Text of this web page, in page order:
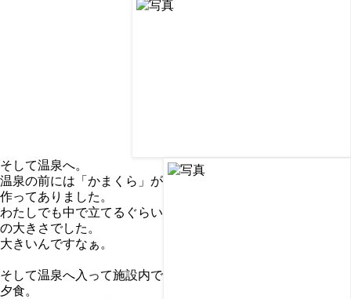
そして温泉へ。
温泉の前には「かまくら」が
作ってありました。
わたしでも中で立てるぐらい
の大きさでした。
大きいんですなぁ。
そして温泉へ入って施設内で
夕食。